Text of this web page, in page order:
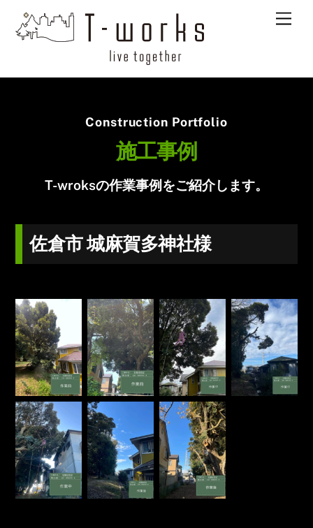
content
Construction Portfolio
施工事例
T-wroksの作業事例をご紹介します。
佐倉市 城麻賀多神社様